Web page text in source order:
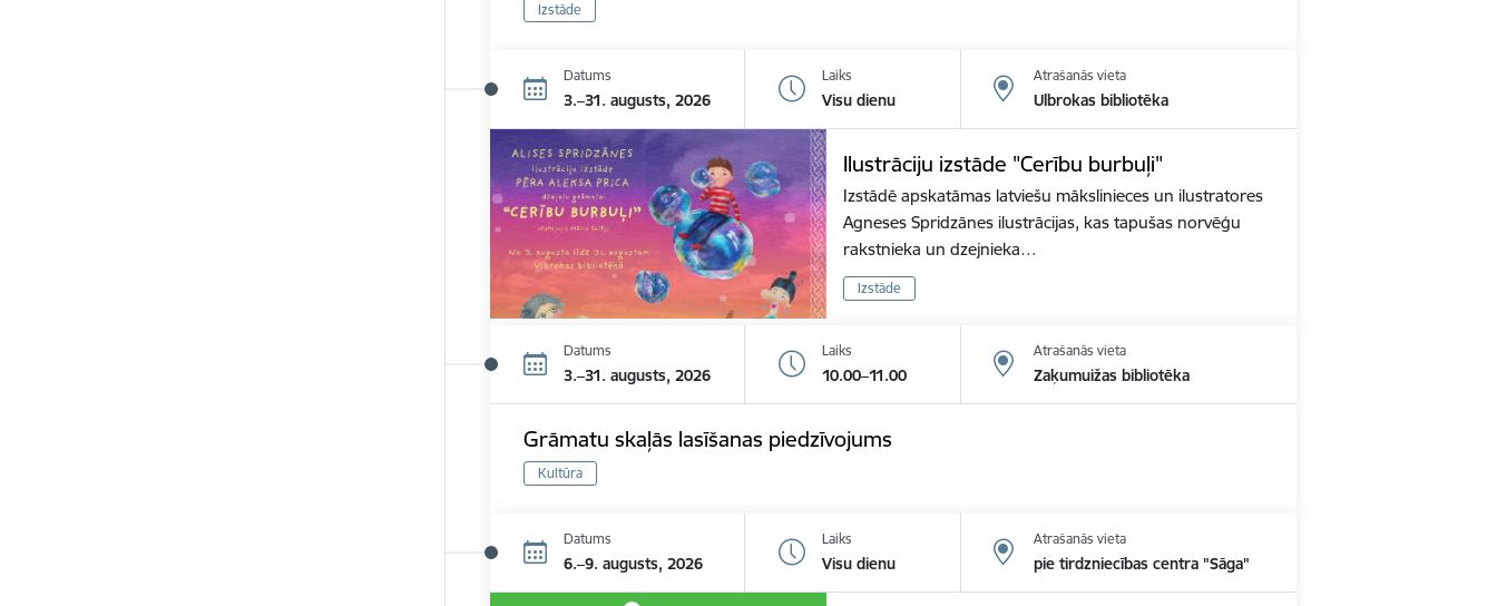
Izstāde
Datums
3.–31. augusts, 2026
Laiks
Visu dienu
Atrašanās vieta
Ulbrokas bibliotēka
Ilustrāciju izstāde "Cerību burbuļi"
Izstādē apskatāmas latviešu mākslinieces un ilustratores
Agneses Spridzānes ilustrācijas, kas tapušas norvēģu
rakstnieka un dzejnieka…
Izstāde
Datums
3.–31. augusts, 2026
Laiks
10.00–11.00
Atrašanās vieta
Zaķumuižas bibliotēka
Grāmatu skaļās lasīšanas piedzīvojums
Kultūra
Datums
6.–9. augusts, 2026
Laiks
Visu dienu
Atrašanās vieta
pie tirdzniecības centra "Sāga"